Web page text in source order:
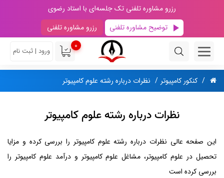
رزرو مشاوره تلفنی تک جلسه‌ای با استاد رضوی
توضیح مشاوره تلفنی
رزرو مشاوره تلفنی
0
ورود | ثبت نام
کنکور کامپیوتر نظرات درباره رشته علوم کامپیوتر
نظرات درباره رشته علوم کامپیوتر
این صفحه عالی نظرات درباره رشته علوم کامپیوتر را بررسی کرده و مزایا
تحصیل در علوم کامپیوتر، مشاغل علوم کامپیوتر و درآمد علوم کامپیوتر را
بررسی کرده است